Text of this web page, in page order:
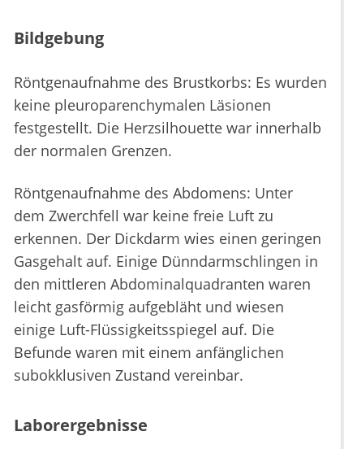
Bildgebung
Röntgenaufnahme des Brustkorbs: Es wurden
keine pleuroparenchymalen Läsionen
festgestellt. Die Herzsilhouette war innerhalb
der normalen Grenzen.
Röntgenaufnahme des Abdomens: Unter
dem Zwerchfell war keine freie Luft zu
erkennen. Der Dickdarm wies einen geringen
Gasgehalt auf. Einige Dünndarmschlingen in
den mittleren Abdominalquadranten waren
leicht gasförmig aufgebläht und wiesen
einige Luft-Flüssigkeitsspiegel auf. Die
Befunde waren mit einem anfänglichen
subokklusiven Zustand vereinbar.
Laborergebnisse